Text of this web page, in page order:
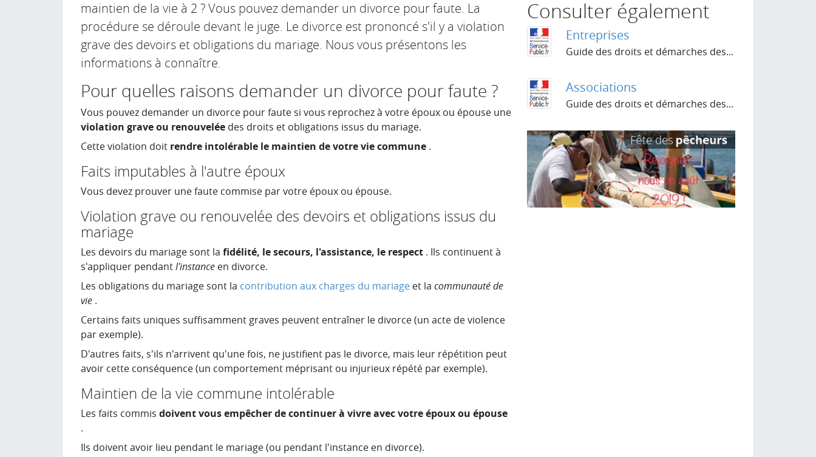
maintien de la vie à 2 ? Vous pouvez demander un divorce pour faute. La
procédure se déroule devant le juge. Le divorce est prononcé s'il y a violation
grave des devoirs et obligations du mariage. Nous vous présentons les
informations à connaître.
Pour quelles raisons demander un divorce pour faute ?
Vous pouvez demander un divorce pour faute si vous reprochez à votre époux ou épouse une
violation grave ou renouvelée des droits et obligations issus du mariage.
Cette violation doit rendre intolérable le maintien de votre vie commune .
Faits imputables à l'autre époux
Vous devez prouver une faute commise par votre époux ou épouse.
Violation grave ou renouvelée des devoirs et obligations issus du
mariage
Les devoirs du mariage sont la fidélité, le secours, l'assistance, le respect . Ils continuent à
s'appliquer pendantl'instance en divorce.
Les obligations du mariage sont la contribution aux charges du mariage et la communauté de
vie .
Certains faits uniques suffisamment graves peuvent entraîner le divorce (un acte de violence
par exemple).
D'autres faits, s'ils n'arrivent qu'une fois, ne justifient pas le divorce, mais leur répétition peut
avoir cette conséquence (un comportement méprisant ou injurieux répété par exemple).
Maintien de la vie commune intolérable
Les faits commis doivent vous empêcher de continuer à vivre avec votre époux ou épouse
.
Ils doivent avoir lieu pendant le mariage (ou pendant l'instance en divorce).
Consulter également
Entreprises
Guide des droits et démarches des...
Associations
Guide des droits et démarches des...